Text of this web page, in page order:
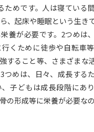
大学研究 大学
や特徴を調べる
科特集
国際・グロー
ためです。人は寝ている
、起床や睡眠という生き
養が必要です。2つめは
くために徒歩や自転車
すること等、さまざまな
つめは、日々、成長する
子どもは成長段階にあ
の形成等に栄養が必要なの